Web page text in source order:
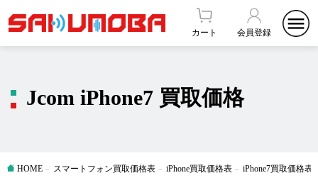
カート 会員登録
Jcom iPhone7 買取価格
HOME スマートフォン買取価格表 iPhone買取価格表 iPhone7買取価格表